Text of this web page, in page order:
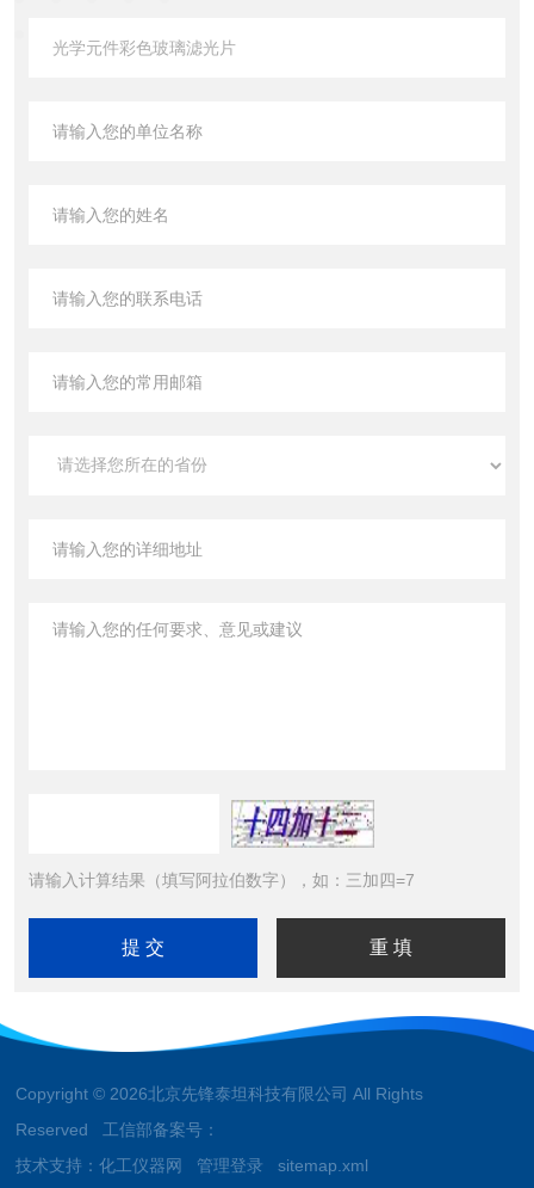
请输入计算结果（填写阿拉伯数字），如：三加四=7
Copyright © 2026北京先锋泰坦科技有限公司 All Rights
Reserved 工信部备案号：
技术支持：化工仪器网 管理登录 sitemap.xml